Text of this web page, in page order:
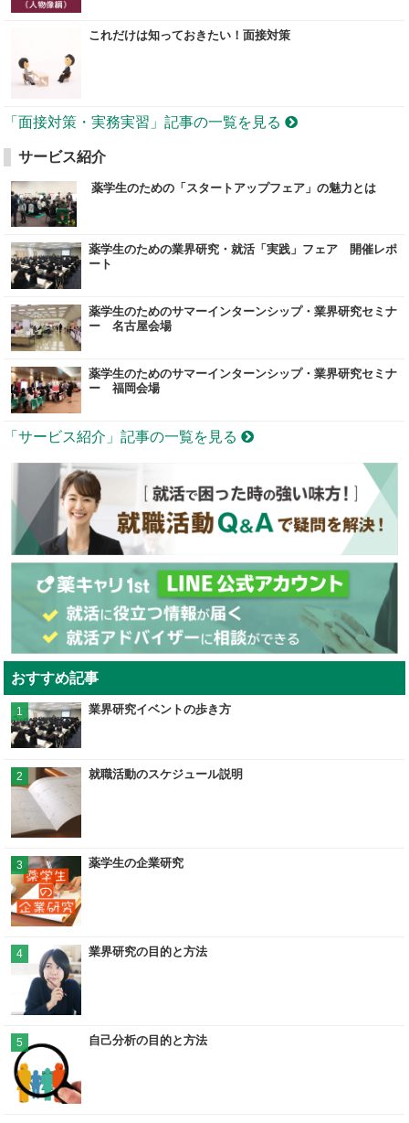
これだけは知っておきたい！面接対策
「面接対策・実務実習」記事の一覧を見る
サービス紹介
薬学生のための「スタートアップフェア」の魅力とは
薬学生のための業界研究・就活「実践」フェア 開催レポ
ート
薬学生のためのサマーインターンシップ・業界研究セミナ
ー 名古屋会場
薬学生のためのサマーインターンシップ・業界研究セミナ
ー 福岡会場
「サービス紹介」記事の一覧を見る
おすすめ記事
1 業界研究イベントの歩き方
2 就職活動のスケジュール説明
3 薬学生の企業研究
4 業界研究の目的と方法
5 自己分析の目的と方法